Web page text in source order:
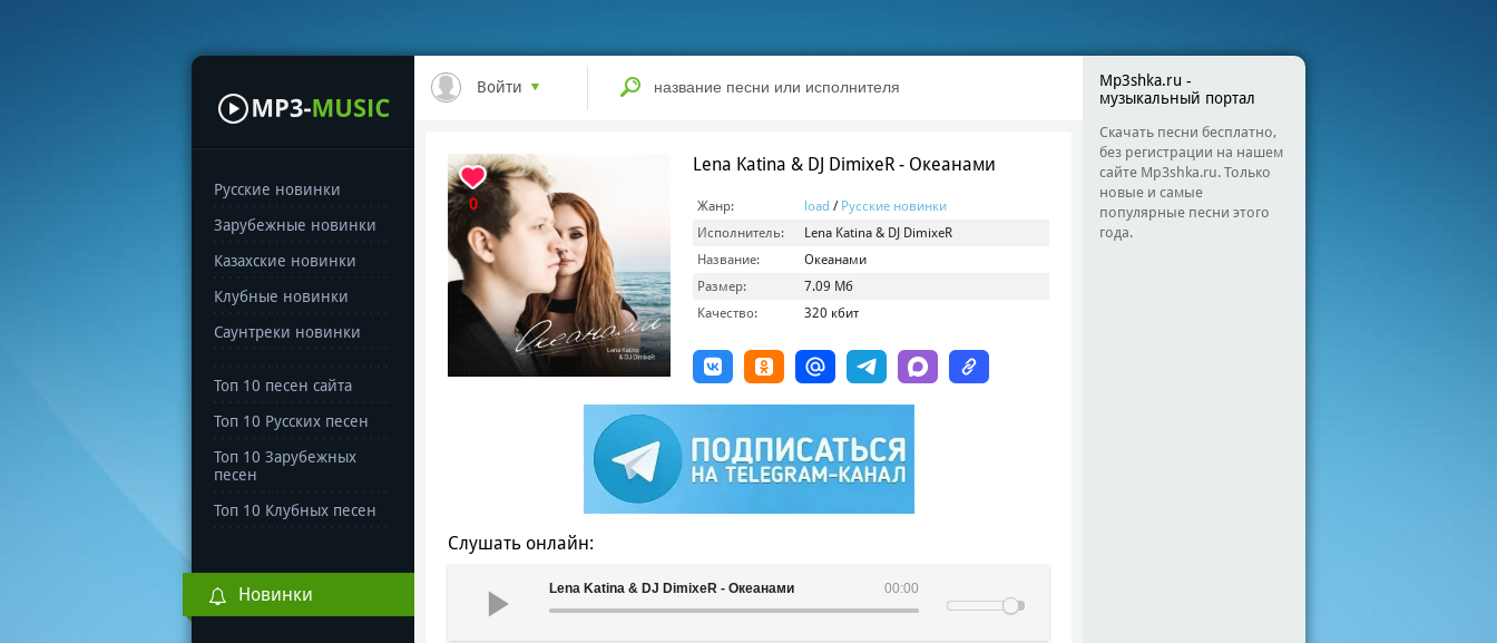
Русские новинки
Зарубежные новинки
Казахские новинки
Клубные новинки
Саунтреки новинки
Топ 10 песен сайта
Топ 10 Русских песен
Топ 10 Зарубежных
песен
Топ 10 Клубных песен
Новинки
Войти
0
Lena Katina & DJ DimixeR - Океанами
Жанр: load / Русские новинки
Исполнитель:
Lena Katina & DJ DimixeR
Название:
Океанами
Размер:
7.09 Мб
Качество:
320 кбит
Слушать онлайн:
00:00
Lena Katina & DJ DimixeR - Океанами
Mp3shka.ru -
музыкальный портал
Скачать песни бесплатно,
без регистрации на нашем
сайте Mp3shka.ru. Только
новые и самые
популярные песни этого
года.